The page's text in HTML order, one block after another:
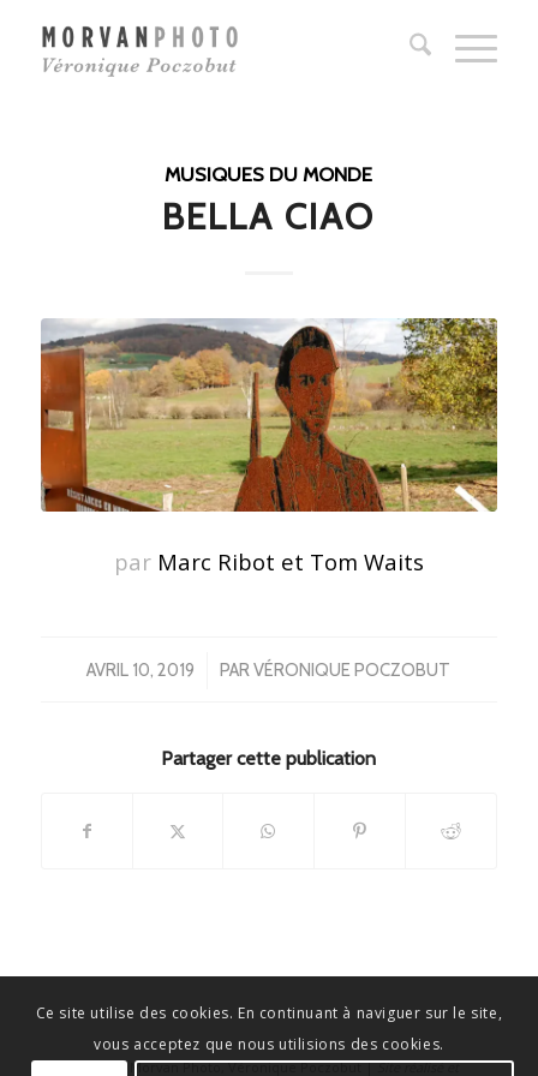
MUSIQUES DU MONDE
BELLA CIAO
par Marc Ribot et Tom Waits
AVRIL 10, 2019
/ PARVÉRONIQUE POCZOBUT
Partager cette publication
© Copyright - Morvan Photo, Véronique Poczobut |Site réalisé et
Ce site utilise des cookies. En continuant à naviguer sur le site,
vous acceptez que nous utilisions des cookies.